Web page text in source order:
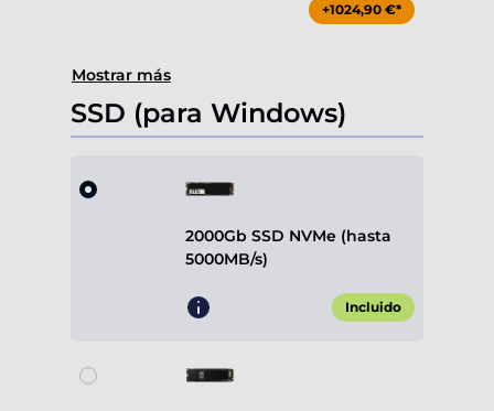
+1024,90 €*
Mostrar más
SSD (para Windows)
2000Gb SSD NVMe (hasta
5000MB/s)
Incluido